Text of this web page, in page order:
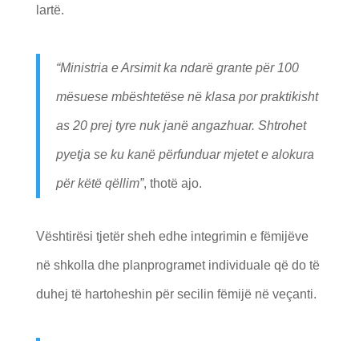
lartë.
“Ministria e Arsimit ka ndarë grante për 100
mësuese mbështetëse në klasa por praktikisht
as 20 prej tyre nuk janë angazhuar. Shtrohet
pyetja se ku kanë përfunduar mjetet e alokura
për këtë qëllim”, thotë ajo.
Vështirësi tjetër sheh edhe integrimin e fëmijëve
në shkolla dhe planprogramet individuale që do të
duhej të hartoheshin për secilin fëmijë në veçanti.